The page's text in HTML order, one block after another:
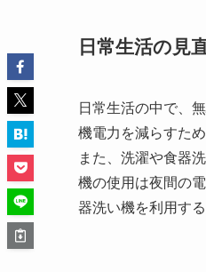
日常生活の見
日常生活の中で、
機電力を減らすた
また、洗濯や食器
機の使用は夜間の
器洗い機を利用す